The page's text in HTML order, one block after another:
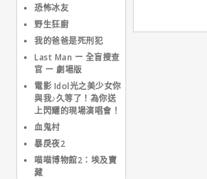
人，8個月之後，這位經
紀人幫她在好萊塢找到一
份工作。從此，她開始在
涯。多年來在好萊塢發
展，憑著出色的外貌以及
不斷磨練的演技，近年來
終於擠身好萊塢重要女星
之列，同時也由於在【女
魔頭】一片扮醜加上突破
76屆奧斯卡最佳女主角獎
的肯定。
恐怖冰友
野生狂廚
我的爸爸是死刑犯
Last Man ー 全盲搜查
官 ー 劇場版
電影 Idol光之美少女你
與我♪久等了！為你送
上閃耀的現場演唱會！
血鬼村
暴戾夜2
喵喵博物館2：埃及寶
藏